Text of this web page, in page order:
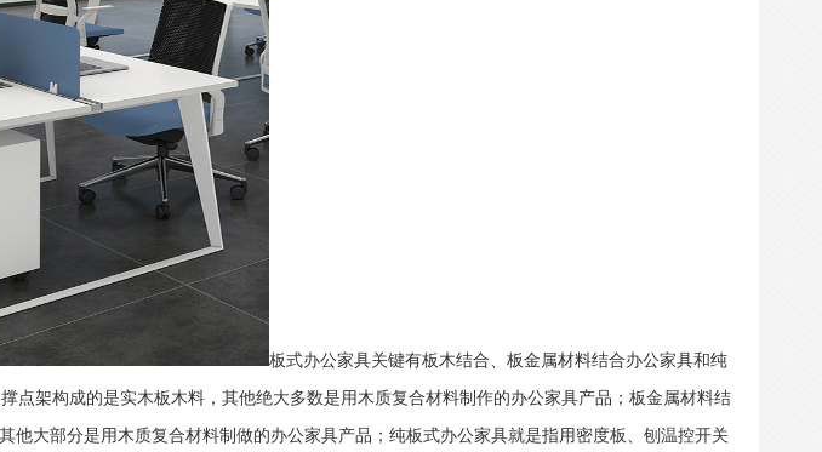
板式办公家具关键有板木结合、板金属材料结合办公家具和纯
点架构成的是实木板木料，其他绝大多数是用木质复合材料制作的办公家具产品；板金属材料结
他大部分是用木质复合材料制做的办公家具产品；纯板式办公家具就是指用密度板、刨温控开关